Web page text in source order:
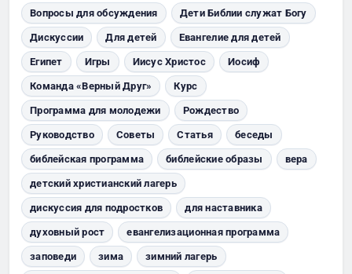
Вопросы для обсуждения Дети Библии служат Богу
Дискуссии Для детей Евангелие для детей
Египет Игры Иисус Христос Иосиф
Команда «Верный Друг» Курс
Программа для молодежи Рождество
Руководство Советы Статья беседы
библейская программа библейские образы вера
детский христианский лагерь
дискуссия для подростков для наставника
духовный рост евангелизационная программа
заповеди зима зимний лагерь